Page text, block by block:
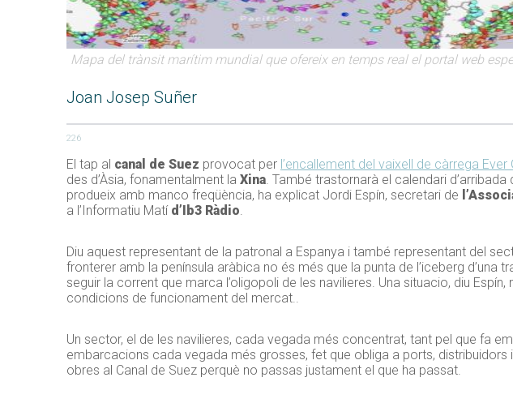
Mapa del trànsit marítim mundial que ofereix en temps real el portal web
Joan Josep Suñer
226
El tap al canal de Suez provocat per l’encallement del vaixell de càrrega Ever
des d’Àsia, fonamentalment la Xina. També trastornarà el calendari
produeix amb manco freqüència, ha explicat Jordi Espín, secretari de
a l’Informatiu Matí d’Ib3 Ràdio.
Diu aquest representant de la patronal a Espanya i també representant del
fronterer amb la península aràbica no és més que la punta de l’iceberg
seguir la corrent que marca l’oligopoli de les navilieres. Una situacio, diu
condicions de funcionament del mercat..
Un sector, el de les navilieres, cada vegada més concentrat, tant pel que fa
embarcacions cada vegada més grosses, fet que obliga a ports, distribuidors
obres al Canal de Suez perquè no passas justament el que ha passat.